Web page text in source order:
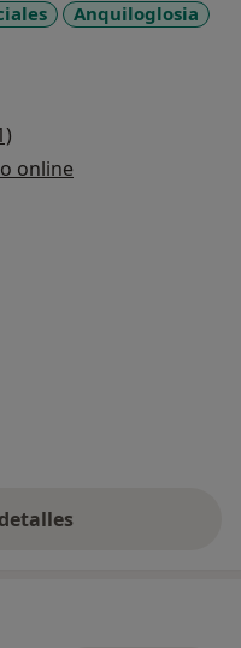
Anquiloglosia
online
la experiencia